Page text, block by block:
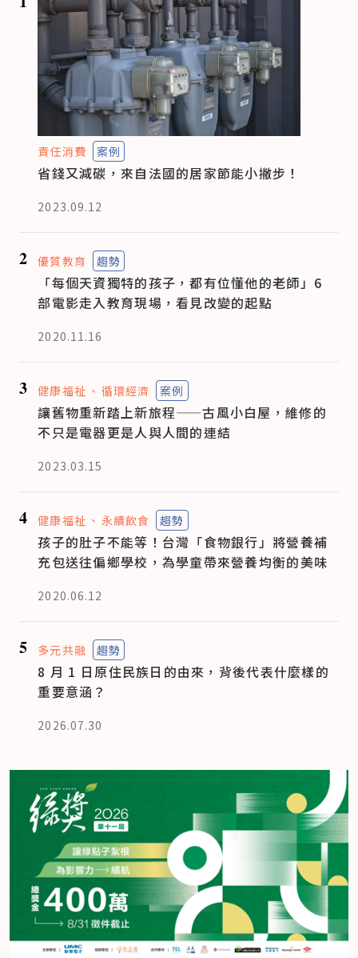
責任消費 案例
省錢又減碳，來自法國的居家節能小撇步！
2023.09.12
2 優質教育 趨勢
「每個天資獨特的孩子，都有位懂他的老師」6
部電影走入教育現場，看見改變的起點
2020.11.16
3 健康福祉 循環經濟 案例
讓舊物重新踏上新旅程——古風小白屋，維修的
不只是電器更是人與人間的連結
2023.03.15
4 健康福祉 永續飲食 趨勢
孩子的肚子不能等！台灣「食物銀行」將營養補
充包送往偏鄉學校，為學童帶來營養均衡的美味
2020.06.12
5 多元共融 趨勢
8 月 1 日原住民族日的由來，背後代表什麼樣的
重要意涵？
2026.07.30